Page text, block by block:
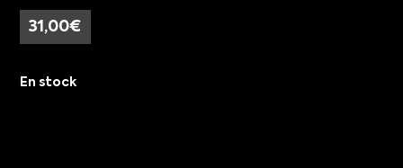
31,00€
En stock